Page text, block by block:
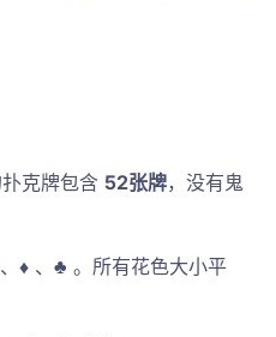
克牌包含 52张牌，没有鬼
、 ♦️ 、 ♣️ 。所有花色大小平